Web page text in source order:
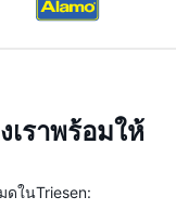
เราพร้อมให้
ดในTriesen: